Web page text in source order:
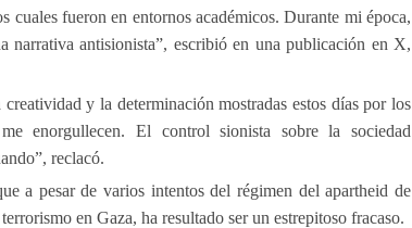
cuales fueron en entornos académicos. Durante mi época,
narrativa antisionista”, escribió en una publicación en X,
y la determinación mostradas estos días por los
enorgullecen. El control sionista sobre la sociedad
reclacó.
a pesar de varios intentos del régimen del apartheid de
en Gaza, ha resultado ser un estrepitoso fracaso.